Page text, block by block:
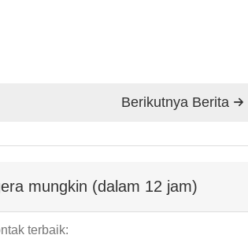

Berikutnya Berita
mungkin (dalam 12 jam)